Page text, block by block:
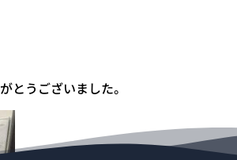
とうございました。